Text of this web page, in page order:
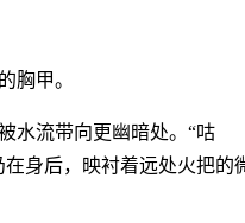
胸甲。
水流带向更幽暗处。“咕
身后，映衬着远处火把的